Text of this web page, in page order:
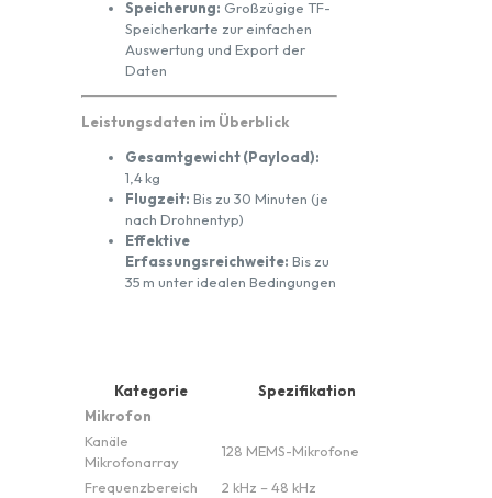
Speicherung: Großzügige TF-
Speicherkarte zur einfachen
Auswertung und Export der
Daten
Leistungsdaten im Überblick
Gesamtgewicht (Payload):
1,4 kg
Flugzeit: Bis zu 30 Minuten (je
nach Drohnentyp)
Effektive
Erfassungsreichweite: Bis zu
35 m unter idealen Bedingungen
Kategorie
Spezifikation
Mikrofon
Kanäle
Mikrofonarray
128 MEMS-Mikrofone
Frequenzbereich
2 kHz – 48 kHz